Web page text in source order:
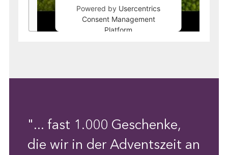
Powered by Usercentrics
Consent Management
Platform
"... fast 1.000 Geschenke,
die wir in der Adventszeit an